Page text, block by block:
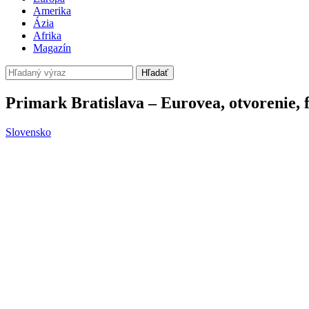
Amerika
Ázia
Afrika
Magazín
Hľadať
Primark Bratislava – Eurovea, otvorenie,
Slovensko